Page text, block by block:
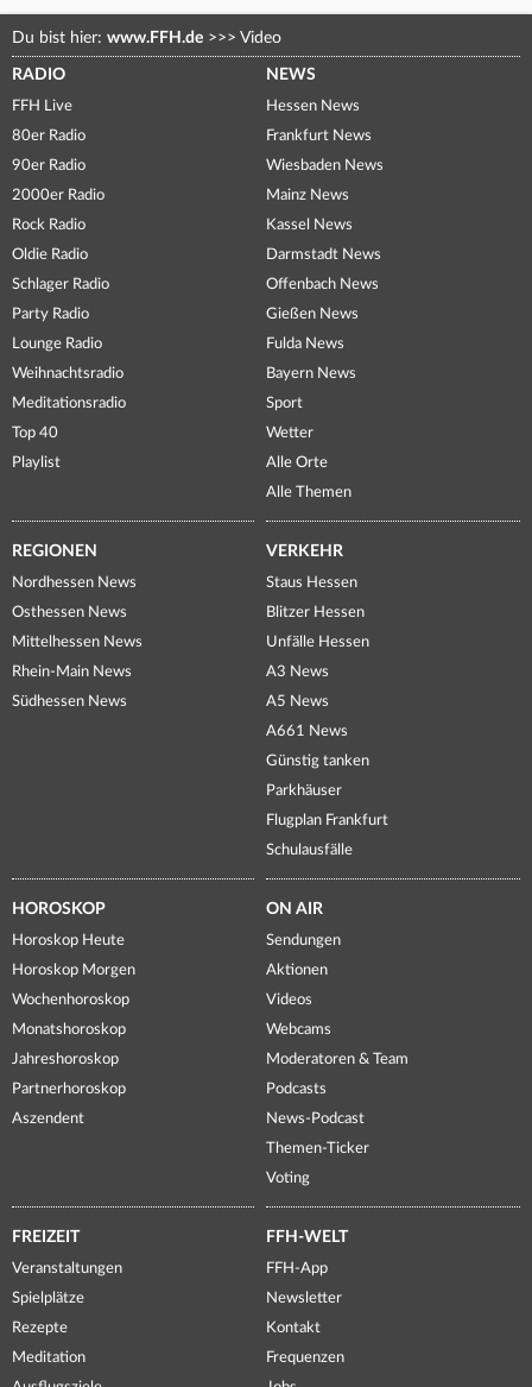
Du bist hier: www.FFH.de >>> Video
RADIO
FFH Live
80er Radio
90er Radio
2000er Radio
Rock Radio
Oldie Radio
Schlager Radio
Party Radio
Lounge Radio
Weihnachtsradio
Meditationsradio
Top 40
Playlist
NEWS
Hessen News
Frankfurt News
Wiesbaden News
Mainz News
Kassel News
Darmstadt News
Offenbach News
Gießen News
Fulda News
Bayern News
Sport
Wetter
Alle Orte
Alle Themen
REGIONEN
Nordhessen News
Osthessen News
Mittelhessen News
Rhein-Main News
Südhessen News
VERKEHR
Staus Hessen
Blitzer Hessen
Unfälle Hessen
A3 News
A5 News
A661 News
Günstig tanken
Parkhäuser
Flugplan Frankfurt
Schulausfälle
HOROSKOP
Horoskop Heute
Horoskop Morgen
Wochenhoroskop
Monatshoroskop
Jahreshoroskop
Partnerhoroskop
Aszendent
ON AIR
Sendungen
Aktionen
Videos
Webcams
Moderatoren & Team
Podcasts
News-Podcast
Themen-Ticker
Voting
FREIZEIT
Veranstaltungen
Spielplätze
Rezepte
Meditation
FFH-WELT
FFH-App
Newsletter
Kontakt
Frequenzen